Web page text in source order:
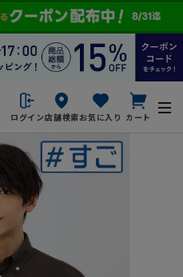
ログイン店舗検索お気に入り カート